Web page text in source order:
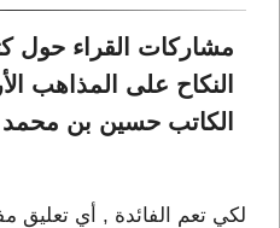
مشاركات القراء حول
النكاح على المذاهب
الكاتب حسين بن
لكي تعم الفائدة , أي تعليق